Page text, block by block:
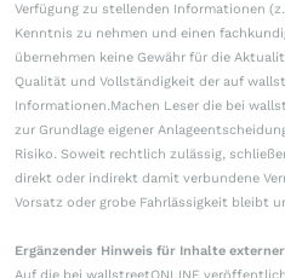
Verfügung zu stellenden Informationen
Kenntnis zu nehmen und einen
übernehmen keine Gewähr für die
Qualität und Vollständigkeit der auf
Informationen.Machen Leser die bei
zur Grundlage eigener
Risiko. Soweit rechtlich zulässig,
direkt oder indirekt damit verbundene
Vorsatz oder grobe Fahrlässigkeit bleibt
Ergänzender Hinweis für Inhalte